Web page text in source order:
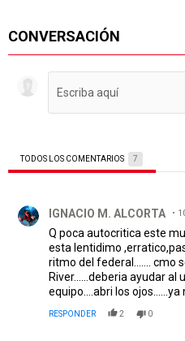
CONVERSACIÓN
TODOS LOS COMENTARIOS 7
IGNACIO M. ALCORTA
Q poca autocritica este
esta lentidimo
ritmo del federal....... cmo
River......deberia ayudar al
equipo....abri los ojos......ya
RESPONDER 2 0